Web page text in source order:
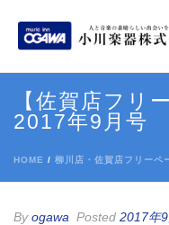
【佐賀店フリ
2017年9月号
HOME / 柳川店・佐賀店フリーペ
Byogawa Posted 2017年